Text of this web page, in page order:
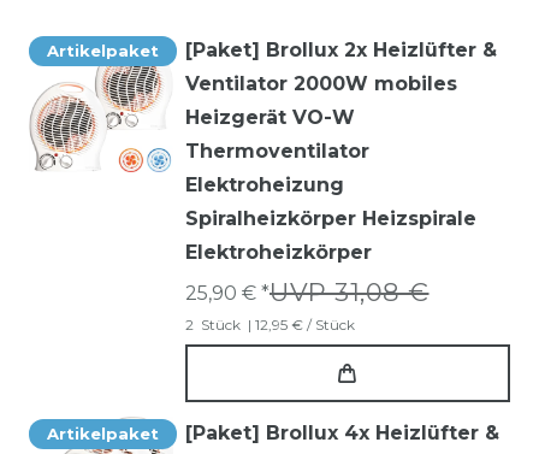
Artikelpaket
[Paket] Brollux 2x Heizlüfter &
Ventilator 2000W mobiles
Heizgerät VO-W
Thermoventilator
Elektroheizung
Spiralheizkörper Heizspirale
Elektroheizkörper
UVP 31,08 €
25,90 € *
2 Stück | 12,95 € / Stück
Artikelpaket
[Paket] Brollux 4x Heizlüfter &